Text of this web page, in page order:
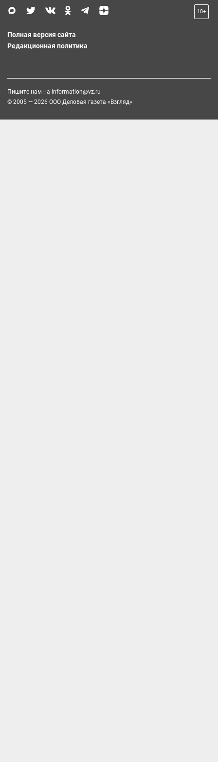
18+
Полная версия сайта
Редакционная политика
Пишите нам на information@vz.ru
© 2005 — 2026 ООО Деловая газета «Взгляд»